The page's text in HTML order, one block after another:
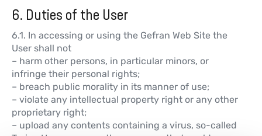
6. Duties of the User
6.1. In accessing or using the Gefran Web Site the
User shall not
– harm other persons, in particular minors, or
infringe their personal rights;
– breach public morality in its manner of use;
– violate any intellectual property right or any other
proprietary right;
– upload any contents containing a virus, so-called